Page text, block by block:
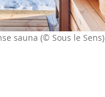
sauna (© Sous le Sens)